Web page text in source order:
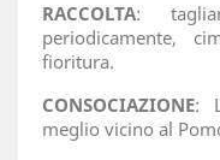
RACCOLTA:
periodicamente,
fioritura.
CONSOCIAZIONE:
meglio vicino al